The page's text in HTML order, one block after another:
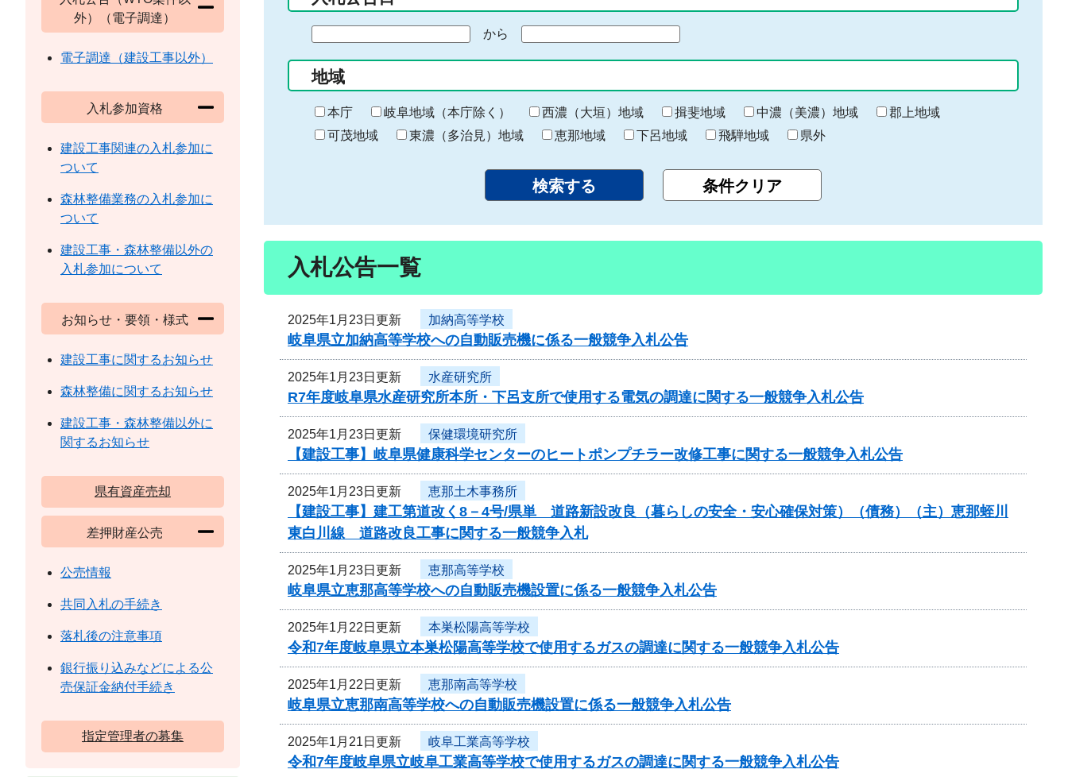
の
始
ま
り
から
終
わ
り
地域
本庁 岐阜地域（本庁除く） 西濃（大垣）地域 揖斐地域 中濃（美濃）地域
郡上地域
可茂地域
東濃（多治見）地域 恵那地域 下呂地域 飛騨地域 県外
入札公告一覧
2025年1月23日更新 加納高等学校
岐阜県立加納高等学校への自動販売機に係る一般競争入札公告
2025年1月23日更新 水産研究所
R7年度岐阜県水産研究所本所・下呂支所で使用する電気の調達に関する一般競争入札公告
2025年1月23日更新 保健環境研究所
【建設工事】岐阜県健康科学センターのヒートポンプチラー改修工事に関する一般競争入札公告
2025年1月23日更新 恵那土木事務所
【建設工事】建工第道改く8－4号/県単 道路新設改良（暮らしの安全・安心確保対策）（債務）（主）恵那蛭川
東白川線 道路改良工事に関する一般競争入札
2025年1月23日更新 恵那高等学校
岐阜県立恵那高等学校への自動販売機設置に係る一般競争入札公告
2025年1月22日更新 本巣松陽高等学校
令和7年度岐阜県立本巣松陽高等学校で使用するガスの調達に関する一般競争入札公告
2025年1月22日更新 恵那南高等学校
岐阜県立恵那南高等学校への自動販売機設置に係る一般競争入札公告
2025年1月21日更新 岐阜工業高等学校
令和7年度岐阜県立岐阜工業高等学校で使用するガスの調達に関する一般競争入札公告
外）（電子調達）
電子調達（建設工事以外）
入札参加資格
建設工事関連の入札参加に
ついて
森林整備業務の入札参加に
ついて
建設工事・森林整備以外の
入札参加について
お知らせ・要領・様式
建設工事に関するお知らせ
森林整備に関するお知らせ
建設工事・森林整備以外に
関するお知らせ
県有資産売却
差押財産公売
公売情報
共同入札の手続き
落札後の注意事項
銀行振り込みなどによる公
売保証金納付手続き
指定管理者の募集